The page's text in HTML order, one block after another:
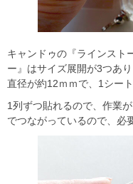
キャンドゥの『ラインス
ー』はサイズ展開が3つあ
直径が約12ｍｍで、1シー
1列ずつ貼れるので、作業
でつながっているので、必